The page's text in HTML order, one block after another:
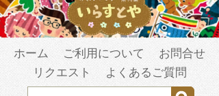
ホーム ご利用について
お問合せ
リクエスト
よくあるご質問